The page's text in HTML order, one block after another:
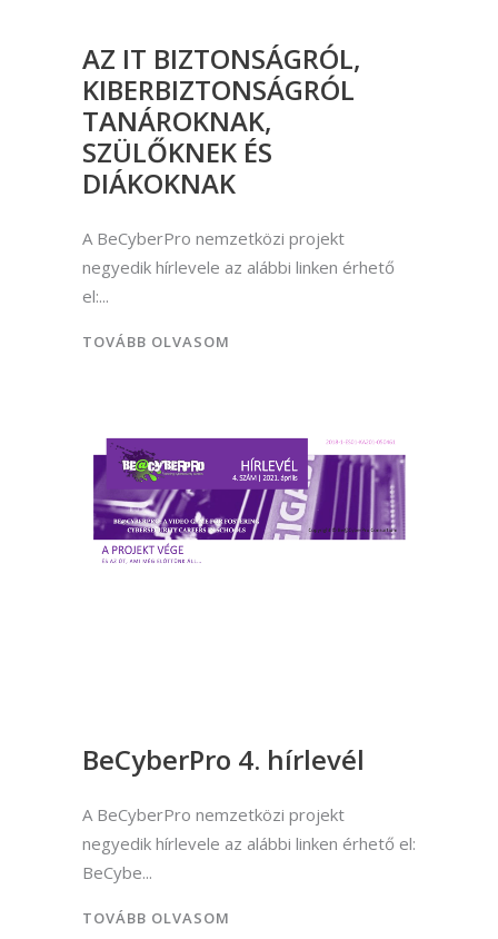
AZ IT BIZTONSÁGRÓL,
KIBERBIZTONSÁGRÓL
TANÁROKNAK,
SZÜLŐKNEK ÉS
DIÁKOKNAK
A BeCyberPro nemzetközi projekt
negyedik hírlevele az alábbi linken érhető
el:
TOVÁBB OLVASOM
BeCyberPro 4. hírlevél
A BeCyberPro nemzetközi projekt
negyedik hírlevele az alábbi linken érhető el:
BeCybe
TOVÁBB OLVASOM